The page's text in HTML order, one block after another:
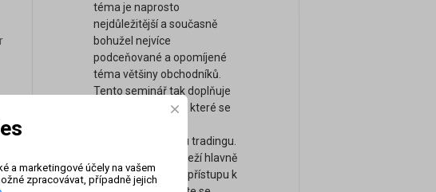
téma je naprosto
nejdůležitější a současně
bohužel nejvíce
podceňované a opomíjené
téma většiny obchodníků.
Tento seminář tak doplňuje
naše ostatní kurzy, které se
technickou stránku tradingu.
Úspěch tradera záleží hlavně
na jeho psychice a přístupu k
a marketingové účely na vašem
zpracovávat, případně jejich